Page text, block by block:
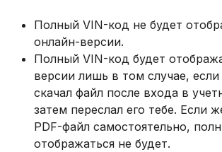
Полный VIN-код не будет
онлайн-версии.
Полный VIN-код будет
версии лишь в том случае,
скачал файл после входа в
затем переслал его тебе. Если
PDF-файл самостоятельно,
отображаться не будет.